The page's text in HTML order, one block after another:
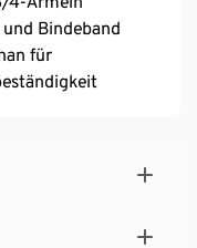
Bindeband
für